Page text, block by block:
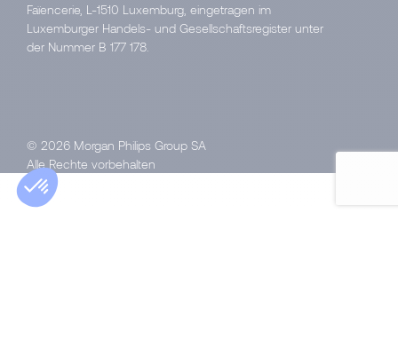
Faïencerie, L-1510 Luxemburg, eingetragen im
Luxemburger Handels- und Gesellschaftsregister unter
der Nummer B 177 178.
© 2026 Morgan Philips Group SA
Alle Rechte vorbehalten